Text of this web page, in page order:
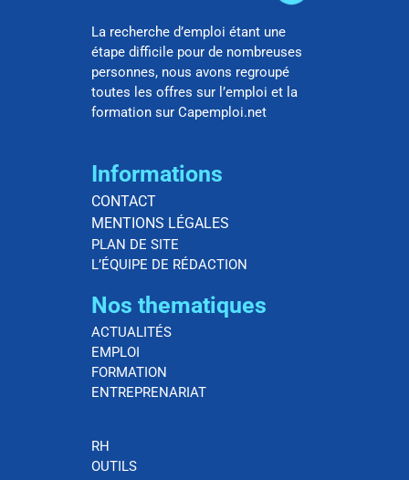
La recherche d’emploi étant une
étape difficile pour de nombreuses
personnes, nous avons regroupé
toutes les offres sur l’emploi et la
formation sur Capemploi.net
Informations
CONTACT
MENTIONS LÉGALES
PLAN DE SITE
L’ÉQUIPE DE RÉDACTION
Nos thematiques
ACTUALITÉS
EMPLOI
FORMATION
ENTREPRENARIAT
RH
OUTILS